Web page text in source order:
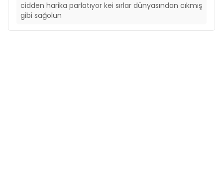
cidden harika parlatıyor kei sırlar dünyasından cıkmış
gibi sağolun